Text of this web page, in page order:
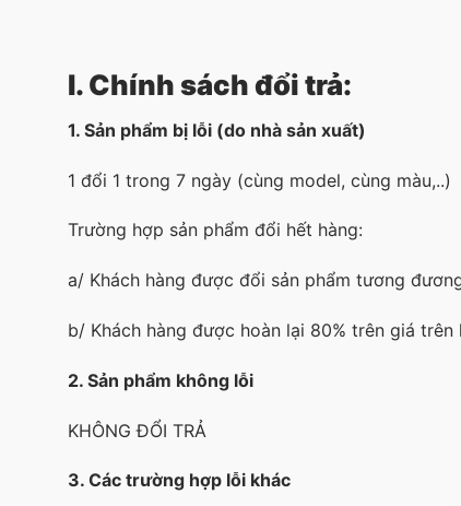
I. Chính sách đổi trả:
1. Sản phẩm bị lỗi (do nhà sản xuất)
1 đổi 1 trong 7 ngày (cùng model, cùng màu,..)
Trường hợp sản phẩm đổi hết hàng:
a/ Khách hàng được đổi sản phẩm tương
b/ Khách hàng được hoàn lại 80% trên giá
2. Sản phẩm không lỗi
KHÔNG ĐỔI TRẢ
3. Các trường hợp lỗi khác